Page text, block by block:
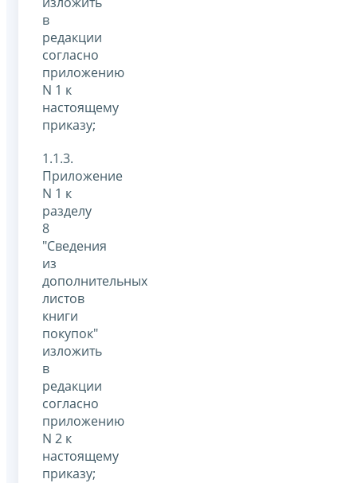
в
редакции
согласно
приложению
N 1 к
настоящему
приказу;
1.1.3.
Приложение
N 1 к
разделу
8
"Сведения
из
дополнительных
листов
книги
покупок"
изложить
в
редакции
согласно
приложению
N 2 к
настоящему
приказу;